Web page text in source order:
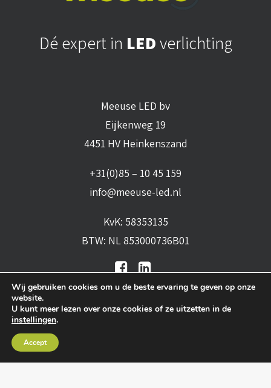
Dé expert in LEDverlichting
Meeuse LED bv
Eijkenweg 19
4451 HV Heinkenszand
+31(0)85 – 10 45 159
info@meeuse-led.nl
KvK: 58353135
BTW: NL 853000736B01
leveringsvoorwaarden
Wij gebruiken cookies om u de beste ervaring te geven op onze
website.
U kunt meer lezen over onze cookies of ze uitzetten in de
instellingen.
Accept